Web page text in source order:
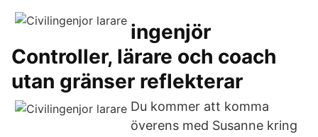
ingenjör
Controller, lärare och coach
utan gränser reflekterar
Du kommer att komma
överens med Susanne kring